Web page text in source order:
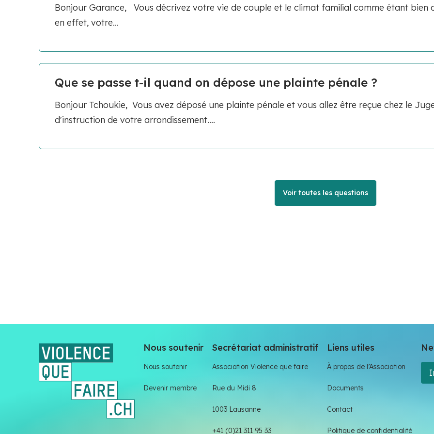
Bonjour Garance, Vous décrivez votre vie de couple et le climat familial comme étant bien
en effet, votre...
Que se passe t-il quand on dépose une plainte pénale ?
Bonjour Tchoukie, Vous avez déposé une plainte pénale et vous allez être reçue chez le
d'instruction de votre arrondissement....
Voir toutes les questions
Nous soutenir
Nous soutenir
Devenir membre
Secrétariat administratif
Association Violence que faire
Rue du Midi 8
1003 Lausanne
+41 (0)21 311 95 33
Liens utiles
À propos de l’Association
Documents
Contact
Politique de confidentialité